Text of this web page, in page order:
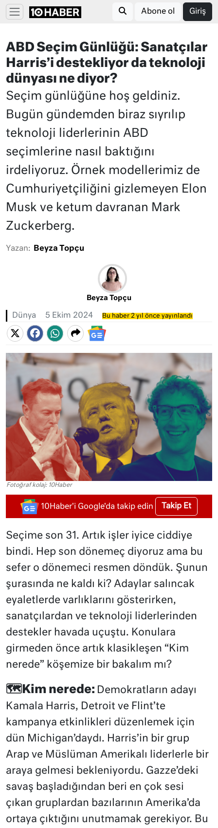
Abone ol Giriş
ABD Seçim Günlüğü: Sanatçılar
Harris’i destekliyor da teknoloji
dünyası ne diyor?
Seçim günlüğüne hoş geldiniz.
Bugün gündemden biraz sıyrılıp
teknoloji liderlerinin ABD
seçimlerine nasıl baktığını
irdeliyoruz. Örnek modellerimiz de
Cumhuriyetçiliğini gizlemeyen Elon
Musk ve ketum davranan Mark
Zuckerberg.
Yazan: Beyza Topçu
Beyza Topçu
Dünya 5 Ekim 2024 Bu haber 2 yıl önce yayınlandı
Fotoğraf kolaj: 10Haber
10Haber'i Google'da takip edin Takip Et
Seçime son 31. Artık işler iyice ciddiye
bindi. Hep son dönemeç diyoruz ama bu
sefer o dönemeci resmen döndük. Şunun
şurasında ne kaldı ki? Adaylar salıncak
eyaletlerde varlıklarını gösterirken,
sanatçılardan ve teknoloji liderlerinden
destekler havada uçuştu. Konulara
girmeden önce artık klasikleşen “Kim
nerede” köşemize bir bakalım mı?
🗺️Kim nerede: Demokratların adayı
Kamala Harris, Detroit ve Flint’te
kampanya etkinlikleri düzenlemek için
dün Michigan’daydı. Harris’in bir grup
Arap ve Müslüman Amerikalı liderlerle bir
araya gelmesi bekleniyordu. Gazze’deki
savaş başladığından beri en çok sesi
çıkan gruplardan bazılarının Amerika’da
ortaya çıktığını unutmamak gerekiyor. Bu